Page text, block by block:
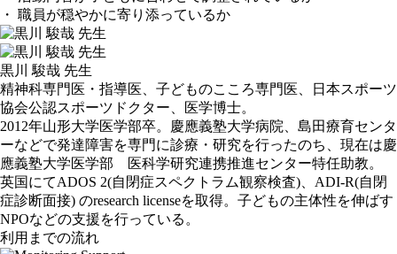
・ 職員が穏やかに寄り添っているか
黒川 駿哉 先生
精神科専門医・指導医、子どものこころ専門医、日本スポーツ
協会公認スポーツドクター、医学博士。
2012年山形大学医学部卒。慶應義塾大学病院、島田療育センタ
ーなどで発達障害を専門に診療・研究を行ったのち、現在は慶
應義塾大学医学部 医科学研究連携推進センター特任助教。
英国にてADOS 2(自閉症スペクトラム観察検査)、ADI-R(自閉
症診断面接) のresearch licenseを取得。子どもの主体性を伸ばす
NPOなどの支援を行っている。
利用までの流れ